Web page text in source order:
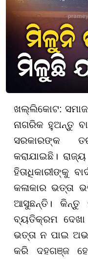
ଖଲ୍ଲିକୋଟ:
ନାଗରିକ ହୁଅନ୍ତୁ
ସରକାରଙ୍କ
କରାଯାଇଛି।
ହିତାଧିକାରୀଙ୍କୁ
କଳାକାର ଭତ୍ତା
ଆସୁଛନ୍ତି। କିନ୍ତୁ
ବ୍ୟତିକ୍ରମ ଦେଖା
ଭତ୍ତା ନ ପାଇ
କରି ଦହଗଞ୍ଜ